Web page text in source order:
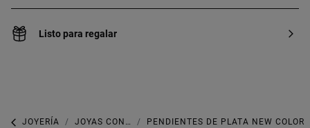
Listo para regalar
JOYERÍA JOYAS CON GEMAS PENDIENTES DE PLATA NEW COLOR